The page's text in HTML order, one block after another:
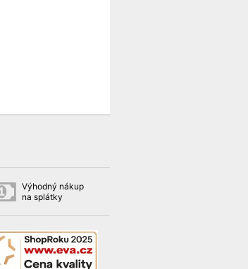
Výhodný nákup
na splátky